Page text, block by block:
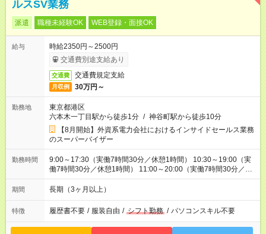
ルスSV業務
派遣 職種未経験OK WEB登録・面接OK
給与
時給2350円～2500円
交通費別途支給あり
交通費 交通費規定支給
月収例 30万円～
勤務地
東京都港区
六本木一丁目駅から徒歩1分 / 神谷町駅から徒歩10分
【8月開始】外資系電力会社におけるインサイドセールス業務
のスーパーバイザー
勤務時間
9:00～17:30（実働7時間30分／休憩1時間） 10:30～19:00（実
働7時間30分／休憩1時間） 11:00～20:00（実働7時間30分／休
憩1時間）
期間 長期（3ヶ月以上）
特徴 履歴書不要 / 服装自由 / シフト勤務 / パソコンスキル不要